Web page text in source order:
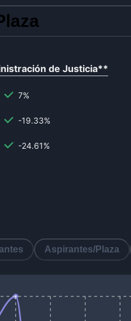
de Justicia**
7%
-19.33%
-24.61%
Aspirantes/Plaza